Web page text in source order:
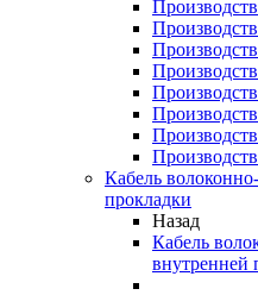
Кабель
прокладки
Назад
Кабель
внутренней